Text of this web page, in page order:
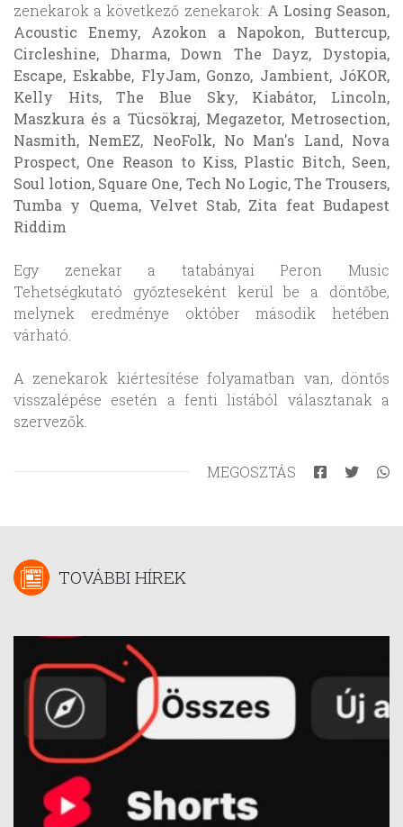
zenekarok a következő zenekarok: A Losing Season,
Acoustic Enemy, Azokon a Napokon, Buttercup,
Circleshine, Dharma, Down The Dayz, Dystopia,
Escape, Eskabbe, FlyJam, Gonzo, Jambient, JóKOR,
Kelly Hits, The Blue Sky, Kiabátor, Lincoln,
Maszkura és a Tücsökraj, Megazetor, Metrosection,
Nasmith, NemEZ, NeoFolk, No Man's Land, Nova
Prospect, One Reason to Kiss, Plastic Bitch, Seen,
Soul lotion, Square One, Tech No Logic, The Trousers,
Tumba y Quema, Velvet Stab, Zita feat Budapest
Riddim
Egy zenekar a tatabányai Peron Music
Tehetségkutató győzteseként kerül be a döntőbe,
melynek eredménye október második hetében
várható.
A zenekarok kiértesítése folyamatban van, döntős
visszalépése esetén a fenti listából választanak a
szervezők.
MEGOSZTÁS
TOVÁBBI HÍREK